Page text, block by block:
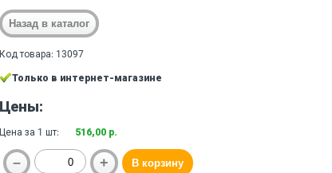
Код товара: 13097
Только в интернет-магазине
Цены:
Цена за 1 шт: 516,00 р.